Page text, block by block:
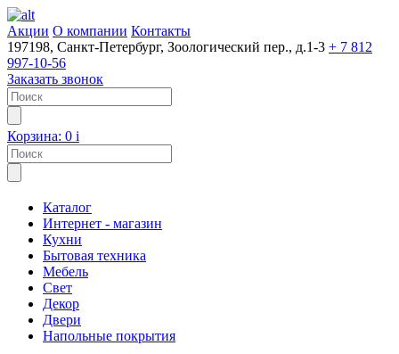
Акции О компании Контакты
197198, Санкт-Петербург, Зоологический пер., д.1-3 + 7 812
997-10-56
Заказать звонок
Корзина: 0 i
Каталог
Интернет - магазин
Кухни
Бытовая техника
Мебель
Свет
Декор
Двери
Напольные покрытия